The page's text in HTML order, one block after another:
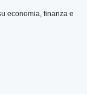
economia, finanza e